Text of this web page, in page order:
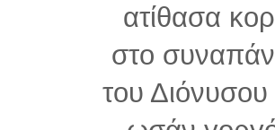
ατίθασα
στο
του Διόνυσου